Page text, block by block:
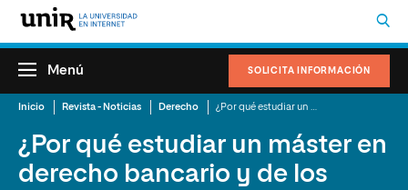
SOLICITA INFORMACIÓN
Menú
Inicio Revista - Noticias Derecho
¿Por qué estudiar un máster en
derecho bancario y de los